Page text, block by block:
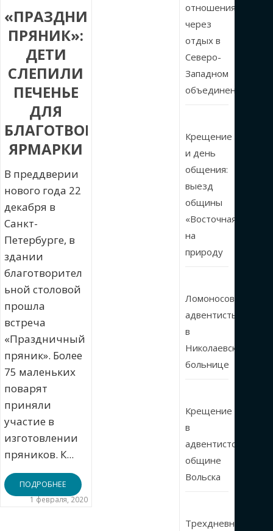
«ПРАЗДНИЧНЫЙ
ПРЯНИК»:
ДЕТИ
СЛЕПИЛИ
ПЕЧЕНЬЕ
ДЛЯ
БЛАГОТВОРИТЕЛЬНОЙ
ЯРМАРКИ
В преддверии
нового года 22
декабря в
Санкт-
Петербурге, в
здании
благотворител
ьной столовой
прошла
встреча
«Праздничный
пряник». Более
75 маленьких
поварят
приняли
участие в
изготовлении
пряников. К...
ПОДРОБНЕЕ
1 февраля, 2020
отношения
через
отдых в
Северо-
Западном
объединении
Крещение
и день
общения:
выезд
общины
«Восточная»
на
природу
Ломоносовские
адвентисты
в
Николаевской
больнице
Крещение
в
адвентистской
общине
Вольска
Трехдневные